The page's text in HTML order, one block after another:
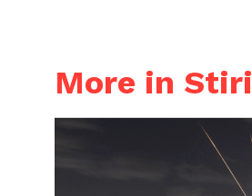
More in Stiri